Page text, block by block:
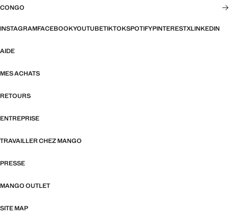
CONGO
INSTAGRAMFACEBOOKYOUTUBETIKTOKSPOTIFYPINTERESTXLINKEDIN
AIDE
MES ACHATS
RETOURS
ENTREPRISE
TRAVAILLER CHEZ MANGO
PRESSE
MANGO OUTLET
SITE MAP